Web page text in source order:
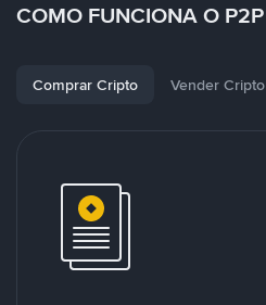
COMO FUNCIONA O P2P
Comprar Cripto Vender Cripto